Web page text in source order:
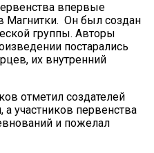
впервые
Магнитки. Он был создан
группы. Авторы
постарались
их внутренний
отметил создателей
участников первенства
и пожелал